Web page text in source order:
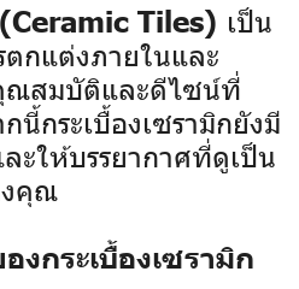
Tiles) เป็น
กแต่งภายในและ
ณสมบัติและดีไซน์ที่
กระเบื้องเซรามิกยังมี
ะให้บรรยากาศที่ดูเป็น
งคุณ
กระเบื้องเซรามิก